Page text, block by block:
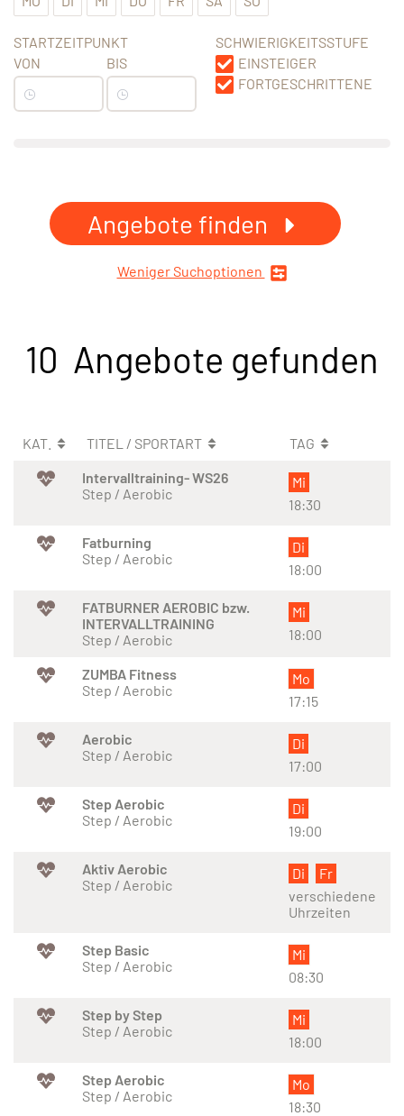
STARTZEITPUNKT
VON
BIS
SCHWIERIGKEITSSTUFE
EINSTEIGER
FORTGESCHRITTENE
Angebote finden
Weniger Suchoptionen
10 Angebote gefunden
KAT. TITEL / SPORTART
TAG
Intervalltraining- WS26
Step / Aerobic
Mi
18:30
Fatburning
Step / Aerobic
Di
18:00
FATBURNER AEROBIC bzw.
INTERVALLTRAINING
Step / Aerobic
Mi
18:00
ZUMBA Fitness
Step / Aerobic
Mo
17:15
Aerobic
Step / Aerobic
Di
17:00
Step Aerobic
Step / Aerobic
Di
19:00
Aktiv Aerobic
Step / Aerobic
Di
Fr
verschiedene
Uhrzeiten
Step Basic
Step / Aerobic
Mi
08:30
Step by Step
Step / Aerobic
Mi
18:00
Step Aerobic
Step / Aerobic
Mo
18:30